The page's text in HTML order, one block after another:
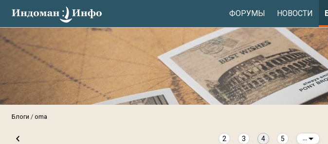
ФОРУМЫ НОВОСТИ
Блоги oma
2 3 4 5